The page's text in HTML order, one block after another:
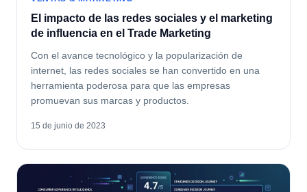
El impacto de las redes sociales y el marketing
de influencia en el Trade Marketing
Con el avance tecnológico y la popularización de
internet, las redes sociales se han convertido en una
herramienta poderosa para que las empresas
promuevan sus marcas y productos.
15 de junio de 2023